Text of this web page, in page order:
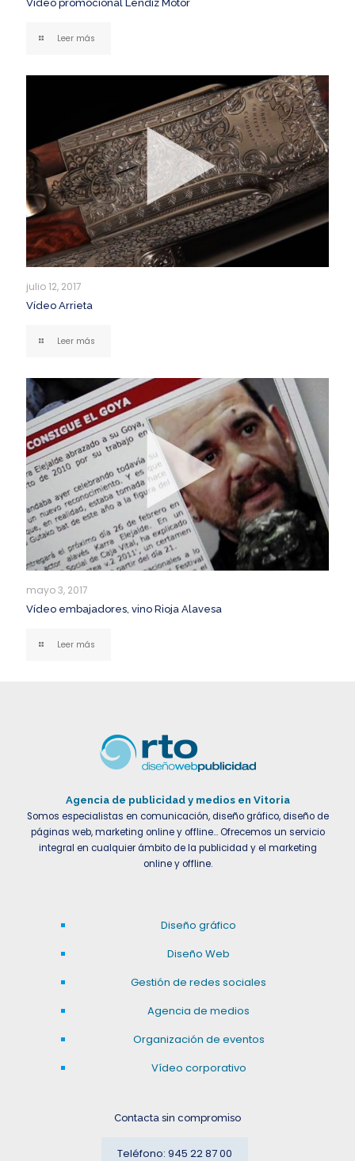
Vídeo promocional Lendiz Motor
Leer más
julio 12, 2017
Vídeo Arrieta
Leer más
mayo 3, 2017
Vídeo embajadores, vino Rioja Alavesa
Leer más
Agencia de publicidad y medios en Vitoria
Somos especialistas en comunicación, diseño gráfico, diseño de
páginas web, marketing online y offline… Ofrecemos un servicio
integral en cualquier ámbito de la publicidad y el marketing
online y offline.
Diseño gráfico
Diseño Web
Gestión de redes sociales
Agencia de medios
Organización de eventos
Vídeo corporativo
Contacta sin compromiso
Teléfono: 945 22 87 00